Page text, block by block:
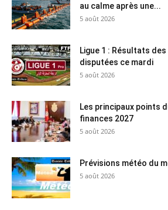
au calme après une...
5 août 2026
Ligue 1 : Résultats
disputées ce mardi
5 août 2026
Les principaux points
finances 2027
5 août 2026
Prévisions météo du
5 août 2026